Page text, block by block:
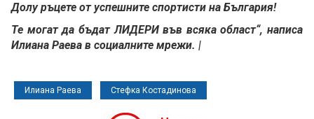
Долу ръцете от успешните спортисти на България!
Те могат да бъдат ЛИДЕРИ във всяка област“, написа
Илиана Раева в социалните мрежи. |
Илиана Раева Стефка Костадинова